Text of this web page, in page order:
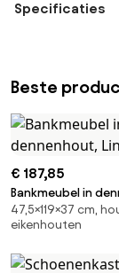
Specificaties
Beste
€ 187,85
Bankmeubel in
Lindley
47,5×119×37 cm,
eikenhouten